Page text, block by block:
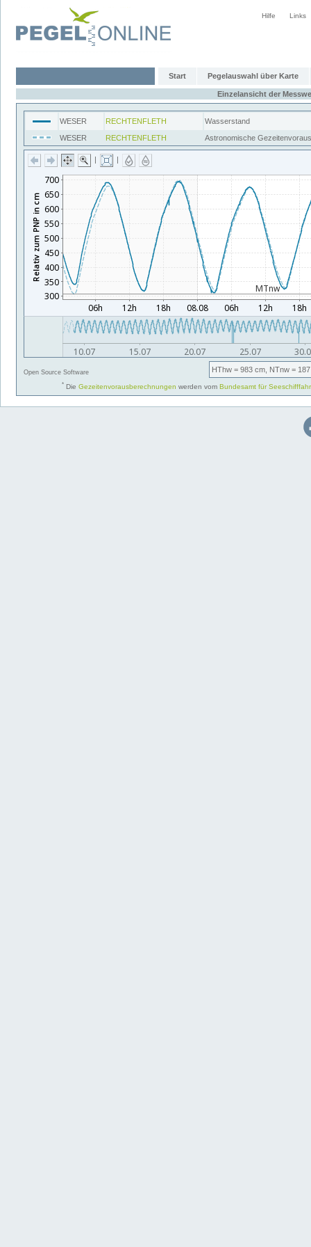
Hilfe Links
Start Pegelauswahl über Karte
Einzelansicht der
WESER RECHTENFLETH
Wasserstand
WESER
RECHTENFLETH Astronomische
| |
Open Source Software HThw = 983 cm, NTnw =
* Die Gezeitenvorausberechnungen werden vom Bundesamt für